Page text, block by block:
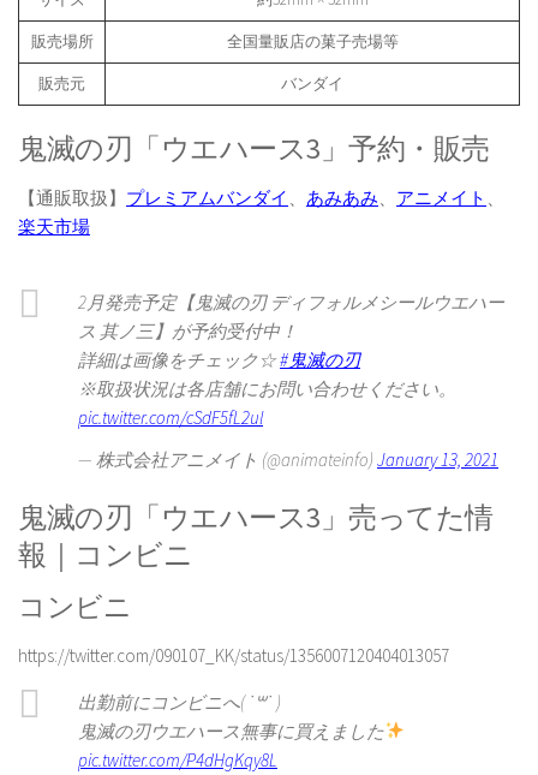
販売場所 全国量販店の菓子売場等
販売元 バンダイ
鬼滅の刃「ウエハース3」予約・販売
【通販取扱】 プレミアムバンダイ あみあみ アニメイト
楽天市場
2月発売予定【鬼滅の刃 ディフォルメシールウエハー
ス 其ノ三】が予約受付中！
詳細は画像をチェック☆#鬼滅の刃
※取扱状況は各店舗にお問い合わせください。
pic.twitter.com/cSdF5fL2ul
— 株式会社アニメイト (@animateinfo) January 13, 2021
鬼滅の刃「ウエハース3」売ってた情
報｜コンビニ
コンビニ
https://twitter.com/090107_KK/status/1356007120404013057
出勤前にコンビニへ( ˙꒳​˙ )
鬼滅の刃ウエハース無事に買えました
pic.twitter.com/P4dHgKqy8L